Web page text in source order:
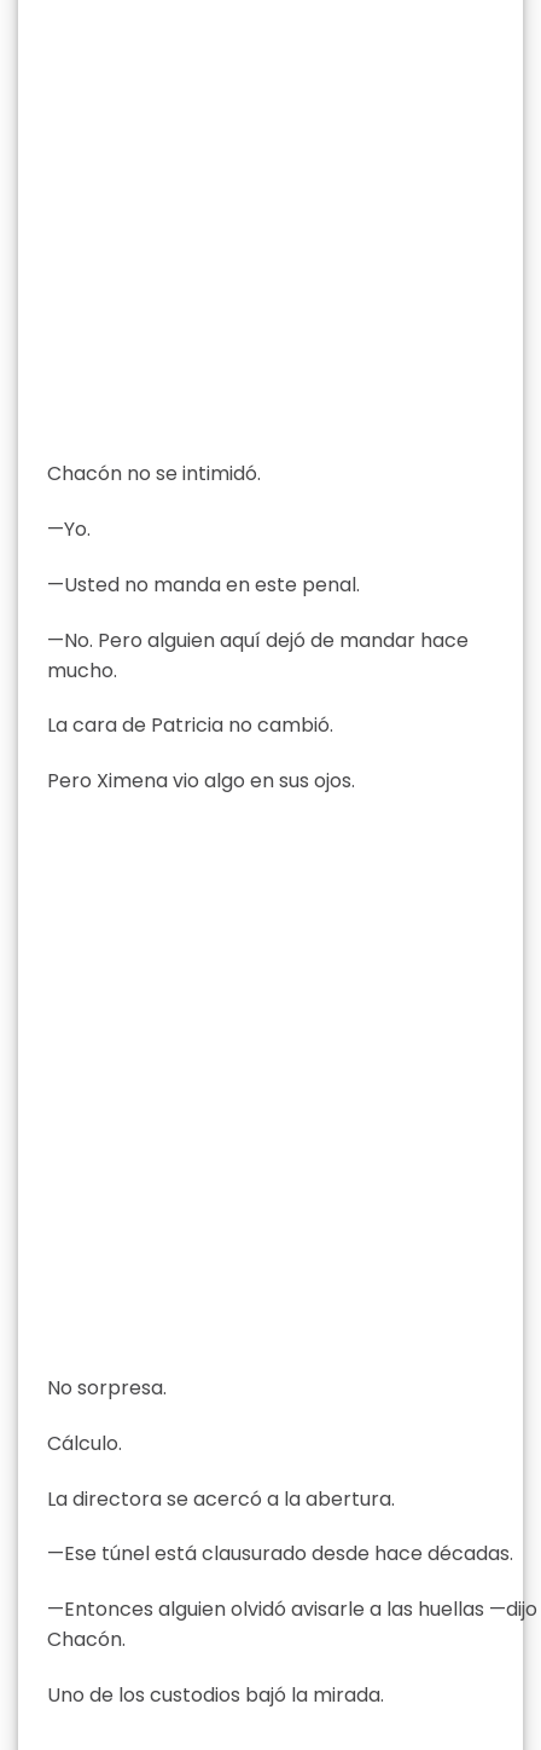
Chacón no se intimidó.
—Yo.
—Usted no manda en este penal.
—No. Pero alguien aquí dejó de mandar hace
mucho.
La cara de Patricia no cambió.
Pero Ximena vio algo en sus ojos.
No sorpresa.
Cálculo.
La directora se acercó a la abertura.
—Ese túnel está clausurado desde hace décadas.
—Entonces alguien olvidó avisarle a las huellas —dijo
Chacón.
Uno de los custodios bajó la mirada.